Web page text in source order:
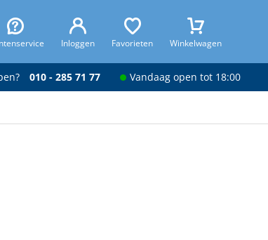
Inloggen Favorieten Winkelwagen
010 - 285 71 77 Vandaag open tot 18:00